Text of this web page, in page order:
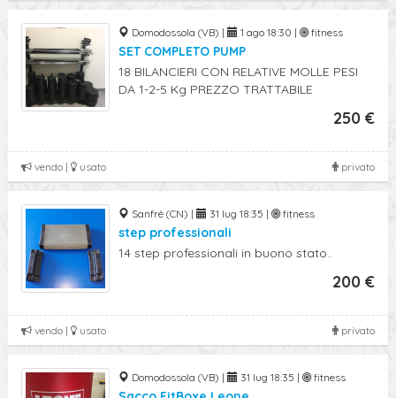
Domodossola (VB) | 1 ago 18:30 | fitness
SET COMPLETO PUMP
18 BILANCIERI CON RELATIVE MOLLE PESI
DA 1-2-5 Kg PREZZO TRATTABILE
250 €
privato
vendo | usato
Sanfrè (CN) | 31 lug 18:35 | fitness
step professionali
14 step professionali in buono stato..
200 €
privato
vendo | usato
Domodossola (VB) | 31 lug 18:35 | fitness